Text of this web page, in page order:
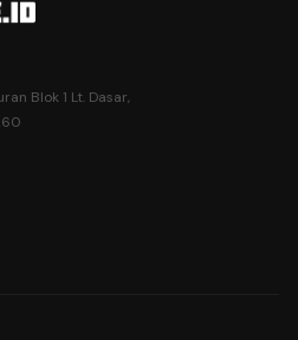
Blok 1 Lt. Dasar,